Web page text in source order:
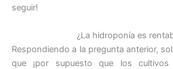
seguir!
¿La hidroponía es
Respondiendo a la pregunta anterior,
que ¡por supuesto que los cultivos